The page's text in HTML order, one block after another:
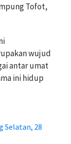
Tofot,
wujud
antar umat
ini hidup
Selatan, 28